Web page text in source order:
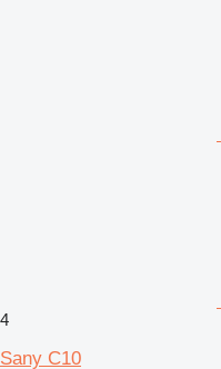
4
Sany C10